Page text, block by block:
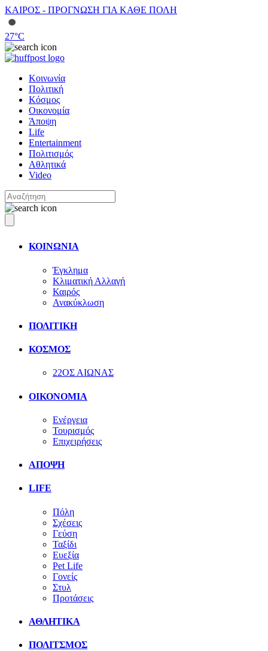
ΚΑΙΡΟΣ - ΠΡΟΓΝΩΣΗ ΓΙΑ ΚΑΘΕ ΠΟΛΗ
27°C
Κοινωνία
Πολιτική
Κόσμος
Οικονομία
Άποψη
Life
Entertainment
Πολιτισμός
Αθλητικά
Video
ΚΟΙΝΩΝΙΑ
Έγκλημα
Κλιματική Αλλαγή
Καιρός
Ανακύκλωση
ΠΟΛΙΤΙΚΗ
ΚΟΣΜΟΣ
22ΟΣ ΑΙΩΝΑΣ
ΟΙΚΟΝΟΜΙΑ
Ενέργεια
Τουρισμός
Επιχειρήσεις
ΑΠΟΨΗ
LIFE
Πόλη
Σχέσεις
Γεύση
Ταξίδι
Ευεξία
Pet Life
Γονείς
Στυλ
Προτάσεις
ΑΘΛΗΤΙΚΑ
ΠΟΛΙΤΣΜΟΣ